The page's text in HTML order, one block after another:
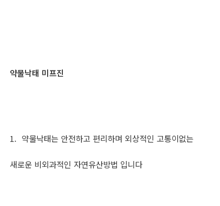
약물낙태 미프진
1. 약물낙태는 안전하고 편리하며 외상적인 고통이없는
새로운 비외과적인 자연유산방법 입니다